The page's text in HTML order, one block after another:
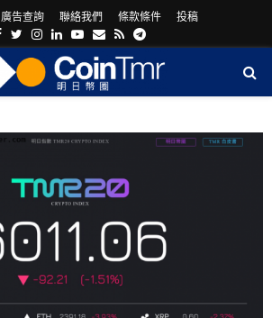
廣告查詢 聯絡我們 條款條件 投稿
Facebook
Twitter
Instagram
LinkedinYoutube
Email
RssTelegram